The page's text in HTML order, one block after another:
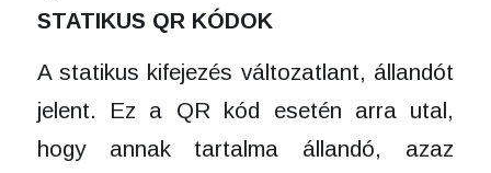
STATIKUS QR KÓDOK
A statikus kifejezés változatlant, állandót
jelent. Ez a QR kód esetén arra utal,
hogy annak tartalma állandó, azaz